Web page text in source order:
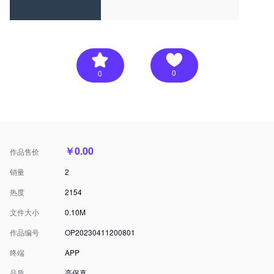
0 0
作品售价 ￥0.00
销量
2
热度
2154
文件大小
0.10M
作品编号
OP20230411200801
终端
APP